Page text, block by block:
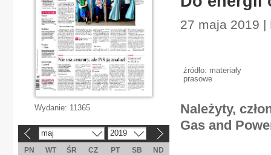
27 maja 2019 |
źródło: materiały
prasowe
Należyty,
Gas and
Wydanie: 11365
maj 2019
PN WT ŚR CZ PT SB
ND